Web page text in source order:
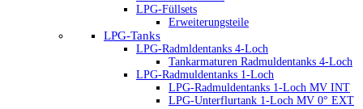
LPG-Füllsets
Erweiterungsteile
LPG-Tanks
LPG-Radmldentanks 4-Loch
Tankarmaturen Radmuldentanks 4-Loch
LPG-Radmuldentanks 1-Loch
LPG-Radmuldentanks 1-Loch MV INT
LPG-Unterflurtank 1-Loch MV 0° EXT